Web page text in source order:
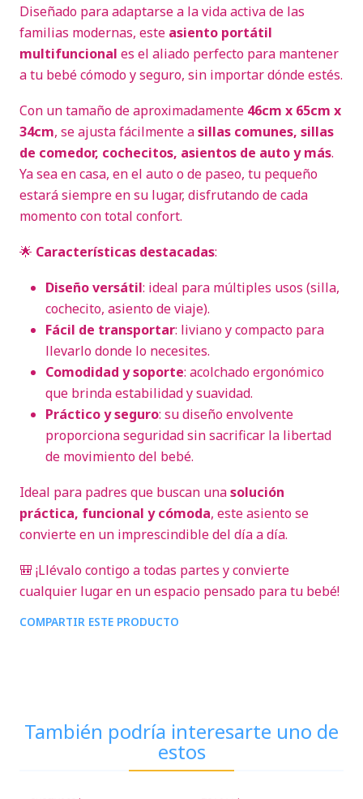
Diseñado para adaptarse a la vida activa de las
familias modernas, este asiento portátil
multifuncional es el aliado perfecto para mantener
a tu bebé cómodo y seguro, sin importar dónde estés.
Con un tamaño de aproximadamente 46cm x 65cm x
34cm, se ajusta fácilmente asillas comunes, sillas
de comedor, cochecitos, asientos de auto y más.
Ya sea en casa, en el auto o de paseo, tu pequeño
estará siempre en su lugar, disfrutando de cada
momento con total confort.
🌟 Características destacadas:
Diseño versátil: ideal para múltiples usos (silla,
cochecito, asiento de viaje).
Fácil de transportar: liviano y compacto para
llevarlo donde lo necesites.
Comodidad y soporte: acolchado ergonómico
que brinda estabilidad y suavidad.
Práctico y seguro: su diseño envolvente
proporciona seguridad sin sacrificar la libertad
de movimiento del bebé.
Ideal para padres que buscan unasolución
práctica, funcional y cómoda, este asiento se
convierte en un imprescindible del día a día.
🎒 ¡Llévalo contigo a todas partes y convierte
cualquier lugar en un espacio pensado para tu bebé!
COMPARTIR ESTE PRODUCTO
También podría interesarte uno de
estos